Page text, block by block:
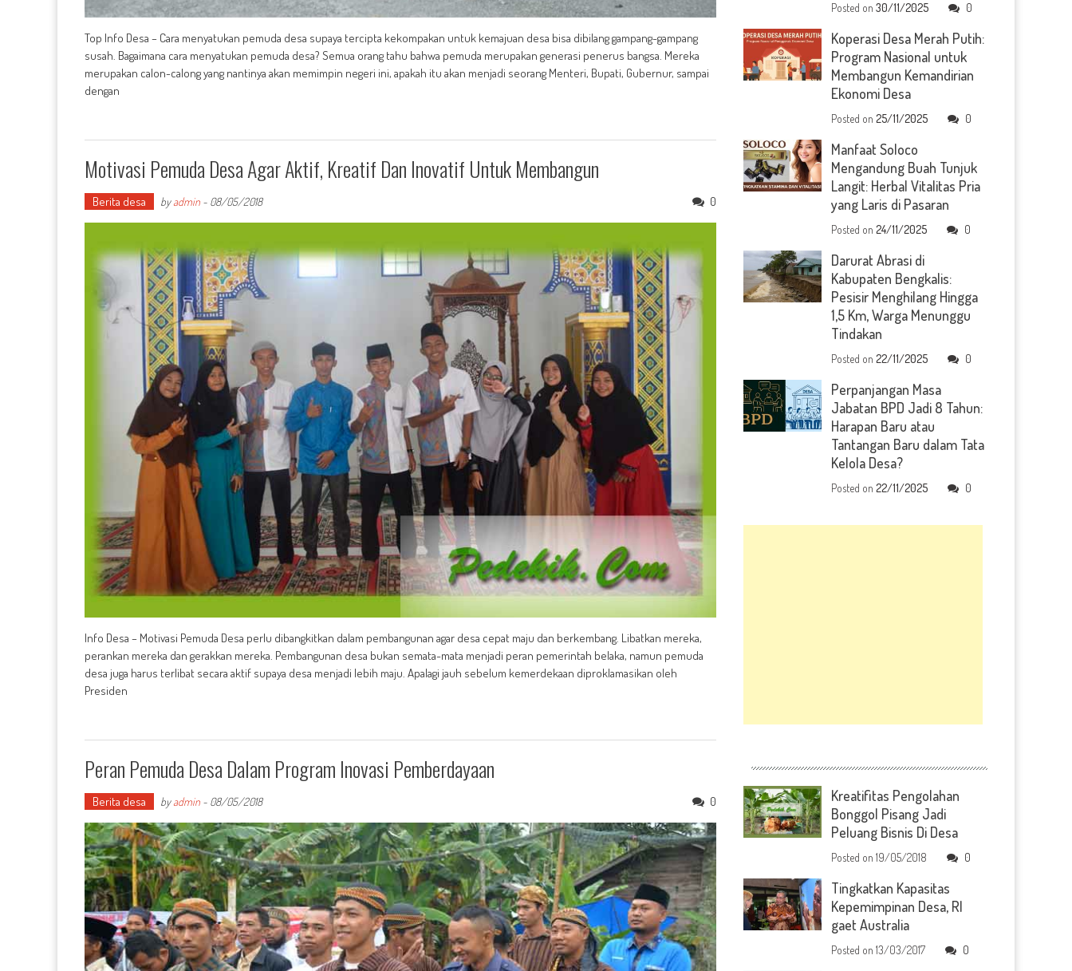
Top Info Desa – Cara menyatukan pemuda desa supaya tercipta kekompakan untuk kemajuan desa bisa dibilang gampang-gampang
susah. Bagaimana cara menyatukan pemuda desa? Semua orang tahu bahwa pemuda merupakan generasi penerus bangsa. Mereka
merupakan calon-calong yang nantinya akan memimpin negeri ini, apakah itu akan menjadi seorang Menteri, Bupati, Gubernur, sampai
dengan
Motivasi Pemuda Desa Agar Aktif, Kreatif Dan Inovatif Untuk Membangun
Berita desa byadmin - 08/05/2018 0
Info Desa – Motivasi Pemuda Desa perlu dibangkitkan dalam pembangunan agar desa cepat maju dan berkembang. Libatkan mereka,
perankan mereka dan gerakkan mereka. Pembangunan desa bukan semata-mata menjadi peran pemerintah belaka, namun pemuda
desa juga harus terlibat secara aktif supaya desa menjadi lebih maju. Apalagi jauh sebelum kemerdekaan diproklamasikan oleh
Presiden
Peran Pemuda Desa Dalam Program Inovasi Pemberdayaan
Berita desa byadmin - 08/05/2018 0
Posted on30/11/2025 0
Koperasi Desa Merah Putih:
Program Nasional untuk
Membangun Kemandirian
Ekonomi Desa
Posted on25/11/2025 0
Manfaat Soloco
Mengandung Buah Tunjuk
Langit: Herbal Vitalitas Pria
yang Laris di Pasaran
Posted on24/11/2025 0
Darurat Abrasi di
Kabupaten Bengkalis:
Pesisir Menghilang Hingga
1,5 Km, Warga Menunggu
Tindakan
Posted on22/11/2025 0
Perpanjangan Masa
Jabatan BPD Jadi 8 Tahun:
Harapan Baru atau
Tantangan Baru dalam Tata
Kelola Desa?
Posted on22/11/2025 0
Kreatifitas Pengolahan
Bonggol Pisang Jadi
Peluang Bisnis Di Desa
Posted on19/05/2018 0
Tingkatkan Kapasitas
Kepemimpinan Desa, RI
gaet Australia
Posted on13/03/2017 0